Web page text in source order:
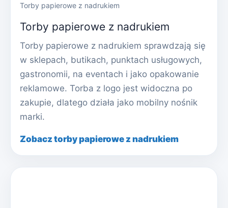
Torby papierowe z nadrukiem
Torby papierowe z nadrukiem
Torby papierowe z nadrukiem sprawdzają się
w sklepach, butikach, punktach usługowych,
gastronomii, na eventach i jako opakowanie
reklamowe. Torba z logo jest widoczna po
zakupie, dlatego działa jako mobilny nośnik
marki.
Zobacz torby papierowe z nadrukiem